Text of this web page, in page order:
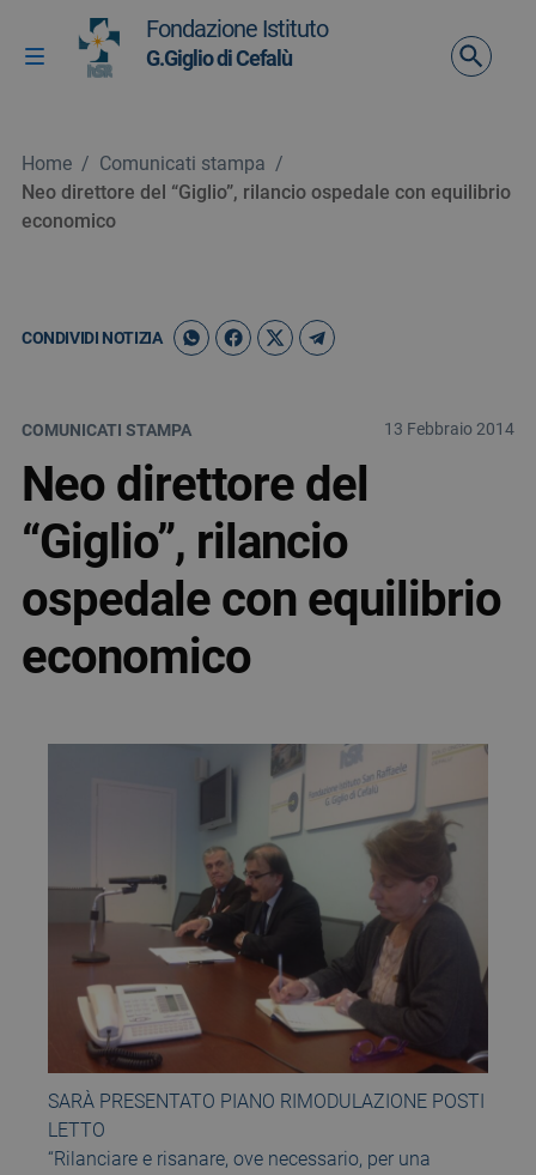
Vai ai contenuti
Vai al menu di navigazione
Vai al footer
Attiva / disattiva la navigazione
Fondazione Istituto
G.Giglio di Cefalù
Home / Comunicati stampa /
Neo direttore del “Giglio”, rilancio ospedale con equilibrio
economico
CONDIVIDI NOTIZIA
COMUNICATI STAMPA 13 Febbraio 2014
Neo direttore del
“Giglio”, rilancio
ospedale con equilibrio
economico
SARÀ PRESENTATO PIANO RIMODULAZIONE POSTI
LETTO
“Rilanciare e risanare, ove necessario, per una